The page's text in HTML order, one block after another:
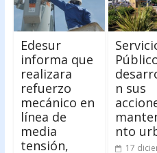
Edesur
informa que
realizara
refuerzo
mecánico en
línea de
media
tensión,
n sus
nto
17